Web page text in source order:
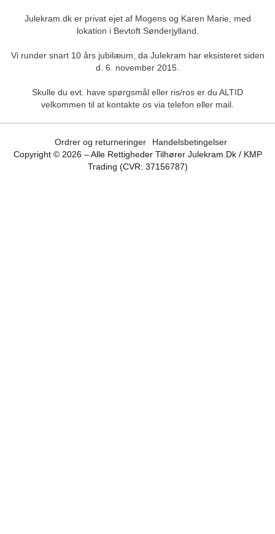
Julekram.dk er privat ejet af Mogens og Karen Marie, med
lokation i Bevtoft Sønderjylland.
Vi runder snart 10 års jubilæum, da Julekram har eksisteret siden
d. 6. november 2015.
Skulle du evt. have spørgsmål eller ris/ros er du ALTID
velkommen til at kontakte os via telefon eller mail.
Copyright © 2026– Alle Rettigheder Tilhører Julekram.dk / KMP
Trading (CVR: 37156787)
Ordrer og returneringer Handelsbetingelser